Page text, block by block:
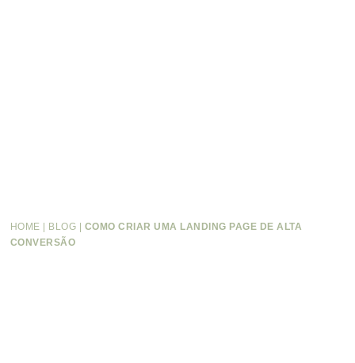
HOME | BLOG | COMO CRIAR UMA LANDING PAGE DE ALTA
CONVERSÃO